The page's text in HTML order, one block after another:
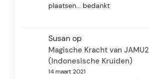
plaatsen... bedankt
Susanop
Magische Kracht van JAMU2
(Indonesische Kruiden)
14 maart 2021